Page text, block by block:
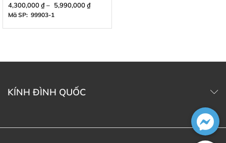
4,300,000₫– 5,990,000₫
Mã SP: 99903-1
KÍNH ĐÌNH QUỐC